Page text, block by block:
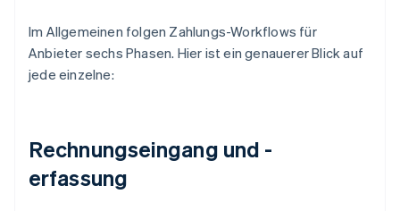
Im Allgemeinen folgen Zahlungs-Workflows für
Anbieter sechs Phasen. Hier ist ein genauerer Blick auf
jede einzelne:
Rechnungseingang und -
erfassung